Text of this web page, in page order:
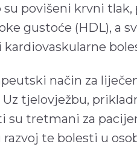
povišeni krvni tlak,
gustoće (HDL), a
način za
tjelovježbu,
su tretmani za
te bolesti u